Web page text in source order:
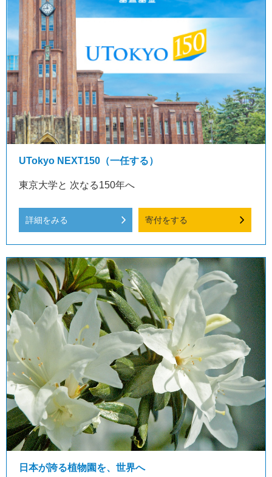
UTokyo NEXT150（一任する）
東京大学と 次なる150年へ
詳細をみる 寄付をする
日本が誇る植物園を、世界へ